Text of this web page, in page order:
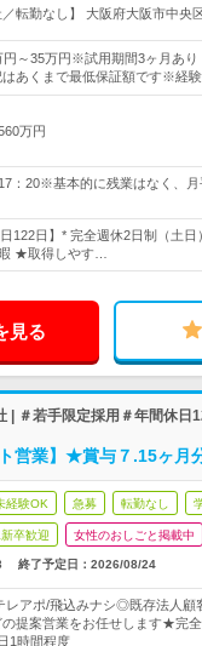
／転勤なし】 大阪府大阪市中央
～35万円※試用期間3ヶ月あり
あくまで最低保証額です※経
万円
：20※基本的に残業はなく、月
122日】* 完全週休2日制（土日
★取得しやす…
見る
| ＃若手限定採用＃年間休日
営業】★賞与７.15ヶ月
経験OK 急募 転勤なし
卒歓迎 女性のおしごと掲載中
終了予定日： 2026/08/24
レアポ/飛込みナシ◎既存法人
の提案営業をお任せします★完
1時間程度